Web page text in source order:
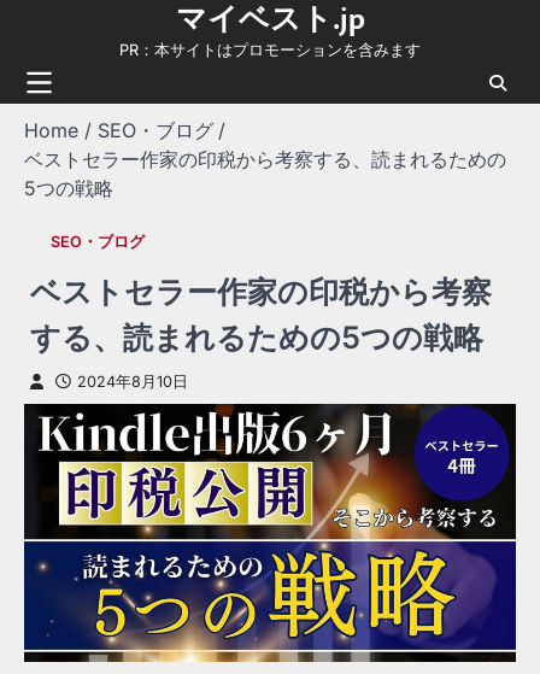
content
マイベスト.jp
PR：本サイトはプロモーションを含みます
Home
SEO・ブログ
ベストセラー作家の印税から考察する、読まれるための
5つの戦略
SEO・ブログ
ベストセラー作家の印税から考察
する、読まれるための5つの戦略
2024年8月10日